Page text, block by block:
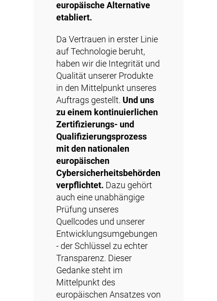
europäische Alternative
etabliert.
Da Vertrauen in erster Linie
auf Technologie beruht,
haben wir die Integrität und
Qualität unserer Produkte
in den Mittelpunkt unseres
Auftrags gestellt. Und uns
zu einem kontinuierlichen
Zertifizierungs- und
Qualifizierungsprozess
mit den nationalen
europäischen
Cybersicherheitsbehörden
verpflichtet. Dazu gehört
auch eine unabhängige
Prüfung unseres
Quellcodes und unserer
Entwicklungsumgebungen
- der Schlüssel zu echter
Transparenz. Dieser
Gedanke steht im
Mittelpunkt des
europäischen Ansatzes von